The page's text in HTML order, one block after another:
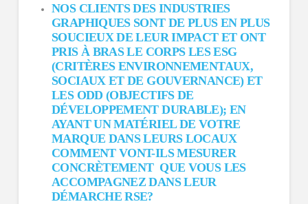
NOS CLIENTS DES INDUSTRIES
GRAPHIQUES SONT DE PLUS EN PLUS
SOUCIEUX DE LEUR IMPACT ET ONT
PRIS À BRAS LE CORPS LES ESG
(CRITÈRES ENVIRONNEMENTAUX,
SOCIAUX ET DE GOUVERNANCE) ET
LES ODD (OBJECTIFS DE
DÉVELOPPEMENT DURABLE); EN
AYANT UN MATÉRIEL DE VOTRE
MARQUE DANS LEURS LOCAUX
COMMENT VONT-ILS MESURER
CONCRÈTEMENT QUE VOUS LES
ACCOMPAGNEZ DANS LEUR
DÉMARCHE RSE?